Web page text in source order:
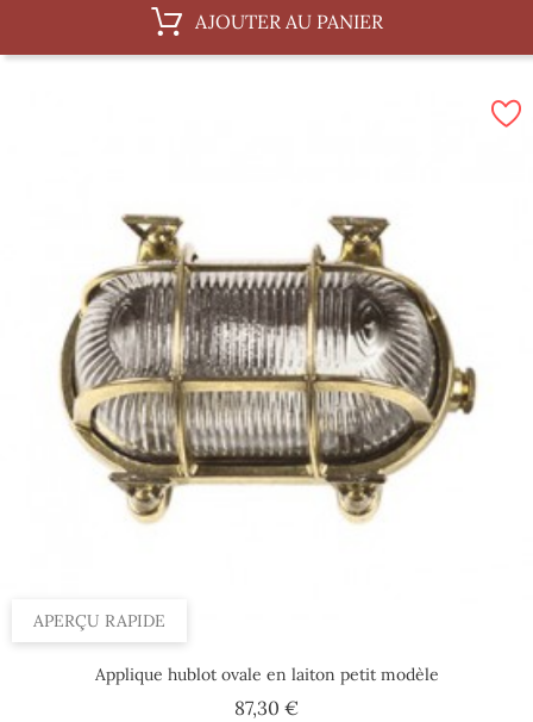
AJOUTER AU PANIER
APERÇU RAPIDE
Applique hublot ovale en laiton petit modèle
87,30 €Prix